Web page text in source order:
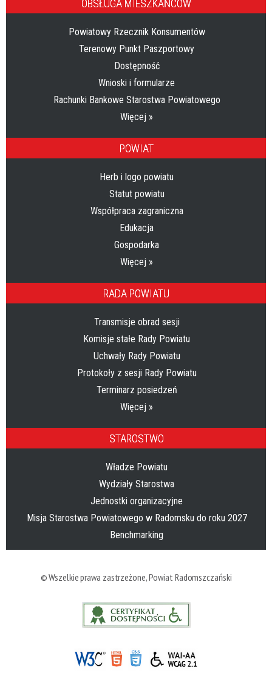
OBSŁUGA MIESZKAŃCÓW
Powiatowy Rzecznik Konsumentów
Terenowy Punkt Paszportowy
Dostępność
Wnioski i formularze
Rachunki Bankowe Starostwa Powiatowego
Więcej »
POWIAT
Herb i logo powiatu
Statut powiatu
Współpraca zagraniczna
Edukacja
Gospodarka
Więcej »
RADA POWIATU
Transmisje obrad sesji
Komisje stałe Rady Powiatu
Uchwały Rady Powiatu
Protokoły z sesji Rady Powiatu
Terminarz posiedzeń
Więcej »
STAROSTWO
Władze Powiatu
Wydziały Starostwa
Jednostki organizacyjne
Misja Starostwa Powiatowego w Radomsku do roku 2027
Benchmarking
© Wszelkie prawa zastrzeżone,Powiat Radomszczański